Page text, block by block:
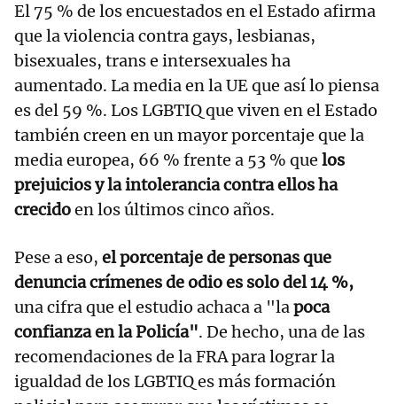
El 75 % de los encuestados en el Estado afirma
que la violencia contra gays, lesbianas,
bisexuales, trans e intersexuales ha
aumentado. La media en la UE que así lo piensa
es del 59 %. Los LGBTIQ que viven en el Estado
también creen en un mayor porcentaje que la
media europea, 66 % frente a 53 % que los
prejuicios y la intolerancia contra ellos ha
crecidoen los últimos cinco años.
Pese a eso, el porcentaje de personas que
denuncia crímenes de odio es solo del 14 %,
una cifra que el estudio achaca a "lapoca
confianza en la Policía". De hecho, una de las
recomendaciones de la FRA para lograr la
igualdad de los LGBTIQ es más formación